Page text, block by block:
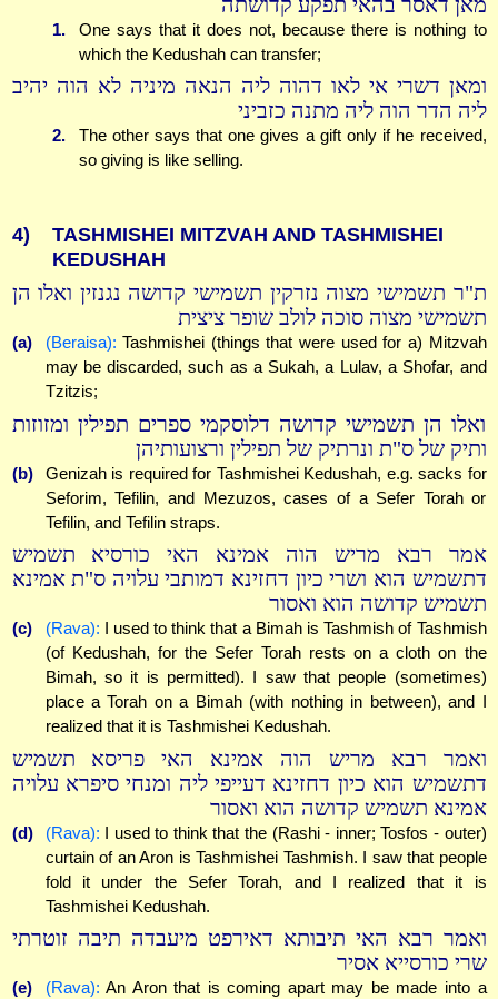
1.
One says that it does not, because there is nothing to
which the Kedushah can transfer;
ומאן דשרי אי לאו דהוה ליה הנאה מיניה לא הוה יהיב
ליה הדר הוה ליה מתנה כזביני
2.
The other says that one gives a gift only if he received,
so giving is like selling.
4)
TASHMISHEI MITZVAH AND TASHMISHEI
KEDUSHAH
ת"ר תשמישי מצוה נזרקין תשמישי קדושה נגנזין ואלו הן
תשמישי מצוה סוכה לולב שופר ציצית
(a) (Beraisa): Tashmishei (things that were used for a) Mitzvah
may be discarded, such as a Sukah, a Lulav, a Shofar, and
Tzitzis;
ואלו הן תשמישי קדושה דלוסקמי ספרים תפילין ומזוזות
ותיק של ס"ת ונרתיק של תפילין ורצועותיהן
(b)
Genizah is required for Tashmishei Kedushah, e.g. sacks for
Seforim, Tefilin, and Mezuzos, cases of a Sefer Torah or
Tefilin, and Tefilin straps.
אמר רבא מריש הוה אמינא האי כורסיא תשמיש
דתשמיש הוא ושרי כיון דחזינא דמותבי עלויה ס"ת אמינא
תשמיש קדושה הוא ואסור
(c) (Rava): I used to think that a Bimah is Tashmish of Tashmish
(of Kedushah, for the Sefer Torah rests on a cloth on the
Bimah, so it is permitted). I saw that people (sometimes)
place a Torah on a Bimah (with nothing in between), and I
realized that it is Tashmishei Kedushah.
ואמר רבא מריש הוה אמינא האי פריסא תשמיש
דתשמיש הוא כיון דחזינא דעייפי ליה ומנחי סיפרא עלויה
אמינא תשמיש קדושה הוא ואסור
(d) (Rava): I used to think that the (Rashi - inner; Tosfos - outer)
curtain of an Aron is Tashmishei Tashmish. I saw that people
fold it under the Sefer Torah, and I realized that it is
Tashmishei Kedushah.
ואמר רבא האי תיבותא דאירפט מיעבדה תיבה זוטרתי
שרי כורסייא אסיר
(e) (Rava): An Aron that is coming apart may be made into a